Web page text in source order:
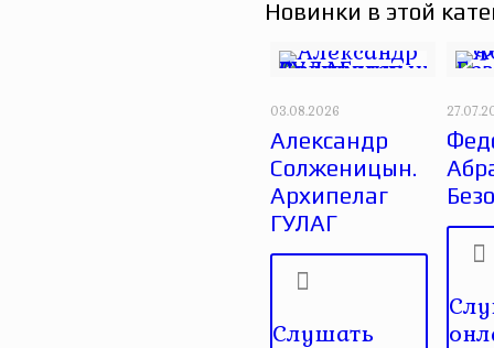
Новинки в этой
03.08.2026
Александр
Солженицын.
Архипелаг
ГУЛАГ
Слушать